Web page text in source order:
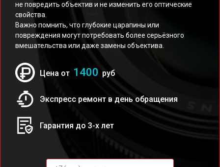
не повредить объектив и не изменить его оптические
свойства.
Важно помнить, что глубокие царапины или
повреждения могут потребовать более серьёзного
вмешательства или даже замены объектива.
Цена от 1400 руб
Экспресс ремонт в день обращения
Гарантия до 3-х лет